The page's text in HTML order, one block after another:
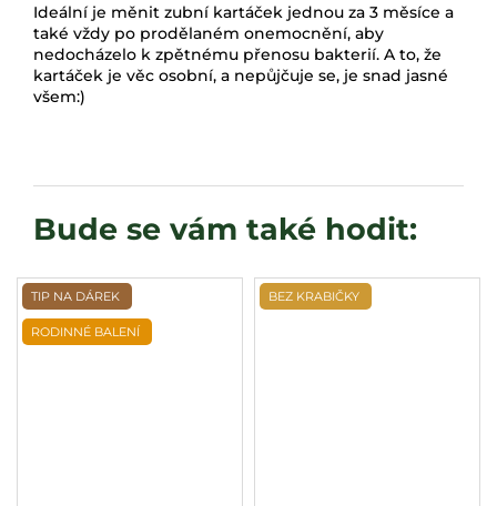
Ideální je měnit zubní kartáček jednou za 3 měsíce a
také vždy po prodělaném onemocnění, aby
nedocházelo k zpětnému přenosu bakterií. A to, že
kartáček je věc osobní, a nepůjčuje se, je snad jasné
všem:)
TIP NA DÁREK
RODINNÉ BALENÍ
BEZ KRABIČKY